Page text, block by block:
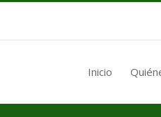
Inicio